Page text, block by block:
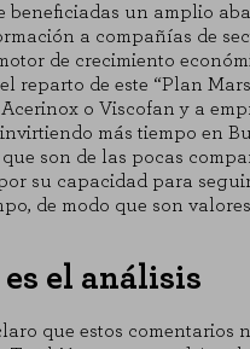
un amplio
a compañías de
de crecimiento
reparto de este “Plan
o Viscofan y a
más tiempo en
son de las pocas
su capacidad para
de modo que son
el análisis
que estos
DE COOKIES
son necesarias para que el
o alertar sobre estas
personal.
rendimiento
son las más o menos